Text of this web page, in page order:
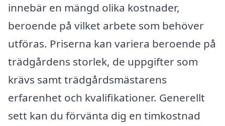
innebär en mängd olika kostnader,
beroende på vilket arbete som behöver
utföras. Priserna kan variera beroende på
trädgårdens storlek, de uppgifter som
krävs samt trädgårdsmästarens
erfarenhet och kvalifikationer. Generellt
sett kan du förvänta dig en timkostnad